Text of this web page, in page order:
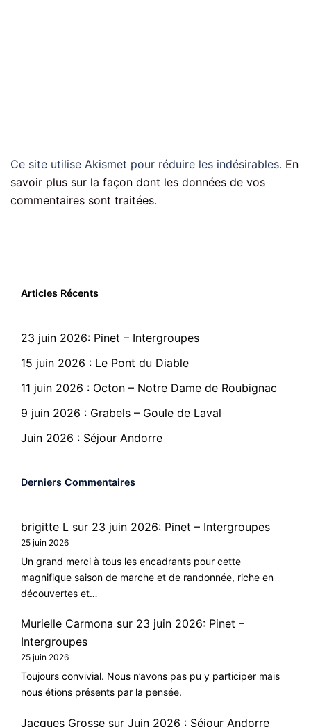
Ce site utilise Akismet pour réduire les indésirables. En
savoir plus sur la façon dont les données de vos
commentaires sont traitées.
Articles Récents
23 juin 2026: Pinet – Intergroupes
15 juin 2026 : Le Pont du Diable
11 juin 2026 : Octon – Notre Dame de Roubignac
9 juin 2026 : Grabels – Goule de Laval
Juin 2026 : Séjour Andorre
Derniers Commentaires
brigitte L sur 23 juin 2026: Pinet – Intergroupes
25 juin 2026
Un grand merci à tous les encadrants pour cette
magnifique saison de marche et de randonnée, riche en
découvertes et…
Murielle Carmona sur 23 juin 2026: Pinet –
Intergroupes
25 juin 2026
Toujours convivial. Nous n’avons pas pu y participer mais
nous étions présents par la pensée.
Jacques Grosse sur Juin 2026 : Séjour Andorre